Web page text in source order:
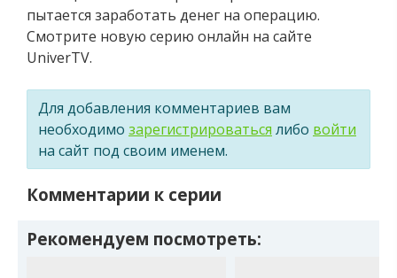
пытается заработать денег на операцию.
Смотрите новую серию онлайн на сайте
UniverTV.
Для добавления комментариев вам
необходимо зарегистрироваться либо войти
на сайт под своим именем.
Комментарии к серии
Рекомендуем посмотреть: